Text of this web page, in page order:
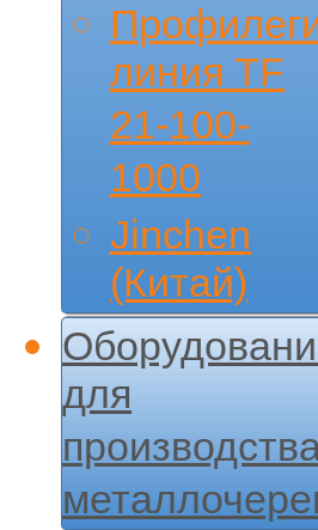
линия TF
21-100-
1000
Jinchen
(Китай)
для